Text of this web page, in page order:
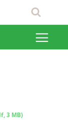
,3 MB)